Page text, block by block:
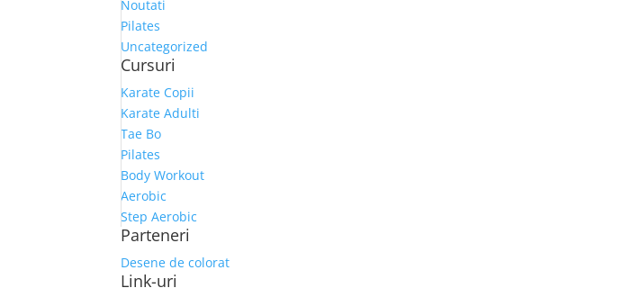
Noutati
Pilates
Uncategorized
Cursuri
Karate Copii
Karate Adulti
Tae Bo
Pilates
Body Workout
Aerobic
Step Aerobic
Parteneri
Desene de colorat
Link-uri